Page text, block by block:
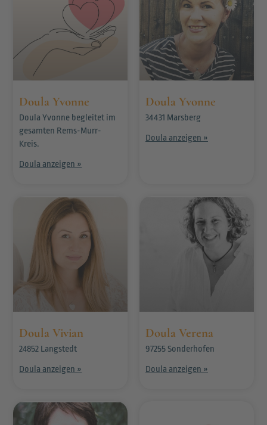
Doula Yvonne
Doula Yvonne begleitet im
gesamten Rems-Murr-
Kreis.
Doula anzeigen »
Doula Yvonne
34431 Marsberg
Doula anzeigen »
Doula Vivian
24852 Langstedt
Doula anzeigen »
Doula Verena
97255 Sonderhofen
Doula anzeigen »